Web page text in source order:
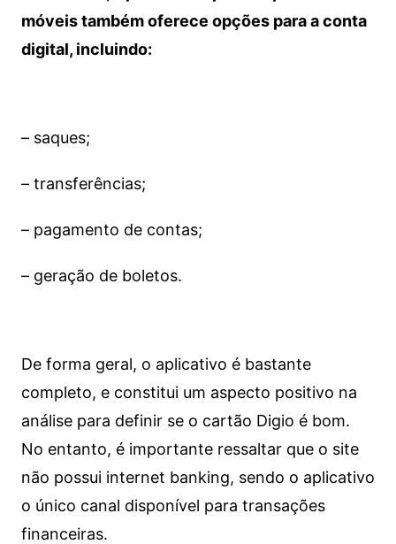
móveis também oferece opções para a conta
digital, incluindo:
– saques;
– transferências;
– pagamento de contas;
– geração de boletos.
De forma geral, o aplicativo é bastante
completo, e constitui um aspecto positivo na
análise para definir se o cartão Digio é bom.
No entanto, é importante ressaltar que o site
não possui internet banking, sendo o aplicativo
o único canal disponível para transações
financeiras.